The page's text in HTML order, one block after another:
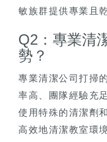
敏族群提供專業且
Q2：專業清
勢？
專業清潔公司打掃
率高、團隊經驗充
使用特殊的清潔劑
高效地清潔教室環